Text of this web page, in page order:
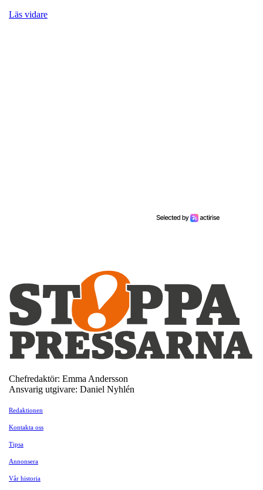
Läs vidare
Chefredaktör: Emma Andersson
Ansvarig utgivare: Daniel Nyhlén
Redaktionen
Kontakta oss
Tipsa
Annonsera
Vår historia